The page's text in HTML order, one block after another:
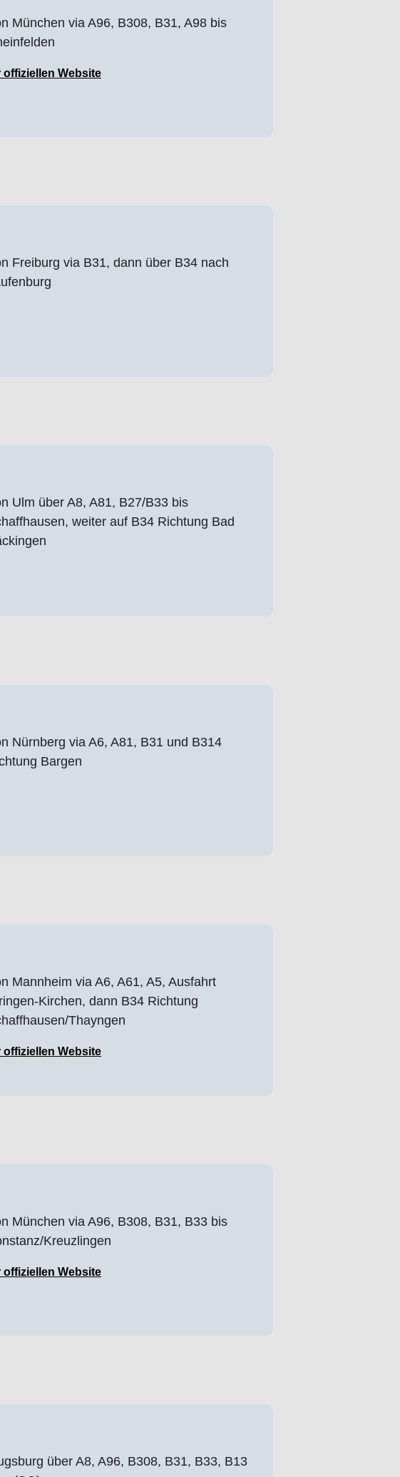
München via A96, B308, B31, A98 bis
offiziellen Website
Freiburg via B31, dann über B34 nach
Ulm über A8, A81, B27/B33 bis
weiter auf B34 Richtung Bad
Nürnberg via A6, A81, B31 und B314
Bargen
Mannheim via A6, A61, A5, Ausfahrt
Kirchen, dann B34 Richtung
Thayngen
offiziellen Website
München via A96, B308, B31, B33 bis
Kreuzlingen
offiziellen Website
über A8, A96, B308, B31, B33, B13